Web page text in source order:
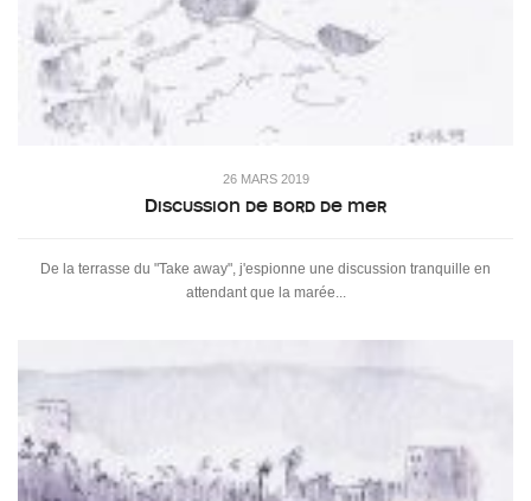
26 MARS 2019
Discussion de bord de mer
De la terrasse du "Take away", j'espionne une discussion tranquille en
attendant que la marée...